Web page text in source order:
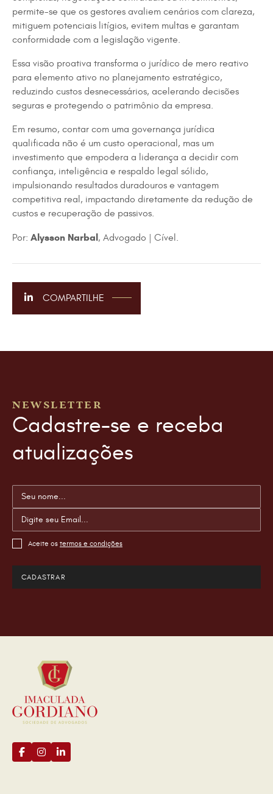
permite-se que os gestores avaliem cenários com clareza,
mitiguem potenciais litígios, evitem multas e garantam
conformidade com a legislação vigente.
Essa visão proativa transforma o jurídico de mero reativo
para elemento ativo no planejamento estratégico,
reduzindo custos desnecessários, acelerando decisões
seguras e protegendo o patrimônio da empresa.
Em resumo, contar com uma governança jurídica
qualificada não é um custo operacional, mas um
investimento que empodera a liderança a decidir com
confiança, inteligência e respaldo legal sólido,
impulsionando resultados duradouros e vantagem
competitiva real, impactando diretamente da redução de
custos e recuperação de passivos.
Por: Alysson Narbal, Advogado | Cível.
COMPARTILHE
NEWSLETTER
Cadastre-se e receba
atualizações
Aceite os termos e condições